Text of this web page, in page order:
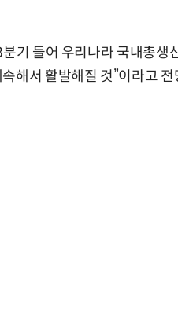
기 들어 우리나라 국내총
해서 활발해질 것”이라고 전